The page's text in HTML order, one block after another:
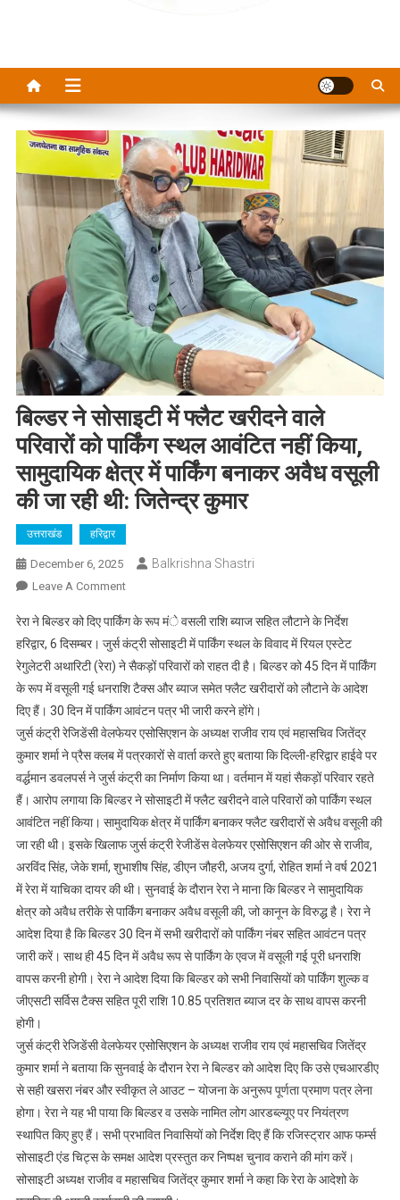
बिल्डर ने सोसाइटी में फ्लैट खरीदने वाले
परिवारों को पार्किंग स्थल आवंटित नहीं किया,
सामुदायिक क्षेत्र में पार्किंग बनाकर अवैध वसूली
की जा रही थी: जितेन्द्र कुमार
उत्तराखंड हरिद्वार
December 6, 2025 Balkrishna Shastri
Leave A CommentOn
ने
सोसाइटी
में
फ्लैट
खरीदने
वाले
परिवारों
को
पार्किंग
आवंटित
नहीं
किया,
सामुदायिक
क्षेत्र
में
पार्किंग
बनाकर
अवैध
थी:
जितेन्द्र
कुमार
रेरा ने बिल्डर को दिए पार्किंग के रूप मंे वसली राशि ब्याज सहित लौटाने के निर्देश
हरिद्वार, 6 दिसम्बर। जुर्स कंट्री सोसाइटी में पार्किंग स्थल के विवाद में रियल एस्टेट
रेगुलेटरी अथारिटी (रेरा) ने सैकड़ों परिवारों को राहत दी है। बिल्डर को 45 दिन में पार्किंग
के रूप में वसूली गई धनराशि टैक्स और ब्याज समेत फ्लैट खरीदारों को लौटाने के आदेश
दिए हैं। 30 दिन में पार्किंग आवंटन पत्र भी जारी करने होंगे।
जुर्स कंट्री रेजिडेंसी वेलफेयर एसोसिएशन के अध्यक्ष राजीव राय एवं महासचिव जितेंद्र
कुमार शर्मा ने प्रैस क्लब में पत्रकारों से वार्ता करते हुए बताया कि दिल्ली-हरिद्वार हाईवे पर
वर्द्धमान डवलपर्स ने जुर्स कंट्री का निर्माण किया था। वर्तमान में यहां सैकड़ों परिवार रहते
हैं। आरोप लगाया कि बिल्डर ने सोसाइटी में फ्लैट खरीदने वाले परिवारों को पार्किंग स्थल
आवंटित नहीं किया। सामुदायिक क्षेत्र में पार्किंग बनाकर फ्लैट खरीदारों से अवैध वसूली की
जा रही थी। इसके खिलाफ जुर्स कंट्री रेजीडेंस वेलफेयर एसोसिएशन की ओर से राजीव,
अरविंद सिंह, जेके शर्मा, शुभाशीष सिंह, डीएन जौहरी, अजय दुर्गा, रोहित शर्मा ने वर्ष 2021
में रेरा में याचिका दायर की थी। सुनवाई के दौरान रेरा ने माना कि बिल्डर ने सामुदायिक
क्षेत्र को अवैध तरीके से पार्किंग बनाकर अवैध वसूली की, जो कानून के विरुद्ध है। रेरा ने
आदेश दिया है कि बिल्डर 30 दिन में सभी खरीदारों को पार्किंग नंबर सहित आवंटन पत्र
जारी करें। साथ ही 45 दिन में अवैध रूप से पार्किंग के एवज में वसूली गई पूरी धनराशि
वापस करनी होगी। रेरा ने आदेश दिया कि बिल्डर को सभी निवासियों को पार्किंग शुल्क व
जीएसटी सर्विस टैक्स सहित पूरी राशि 10.85 प्रतिशत ब्याज दर के साथ वापस करनी
होगी।
जुर्स कंट्री रेजिडेंसी वेलफेयर एसोसिएशन के अध्यक्ष राजीव राय एवं महासचिव जितेंद्र
कुमार शर्मा ने बताया कि सुनवाई के दौरान रेरा ने बिल्डर को आदेश दिए कि उसे एचआरडीए
से सही खसरा नंबर और स्वीकृत ले आउट – योजना के अनुरूप पूर्णता प्रमाण पत्र लेना
होगा। रेरा ने यह भी पाया कि बिल्डर व उसके नामित लोग आरडब्ल्यूए पर नियंत्रण
स्थापित किए हुए हैं। सभी प्रभावित निवासियों को निर्देश दिए हैं कि रजिस्ट्रार आफ फर्म्स
सोसाइटी एंड चिट्स के समक्ष आदेश प्रस्तुत कर निष्पक्ष चुनाव कराने की मांग करें।
सोसाइटी अध्यक्ष राजीव व महासचिव जितेंद्र कुमार शर्मा ने कहा कि रेरा के आदेशो के